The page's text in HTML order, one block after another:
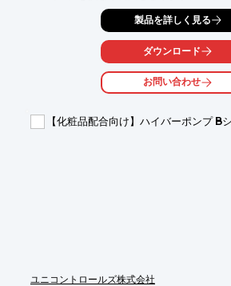
RVタイプは、これらの課題を解決し、安
【活用シーン】
・化粧品原料の混合
・少量多品種の製造
・中～高粘度材料の混合
・配合精度の向上
製品を詳しく見る
ダウンロード
お問い合わせ
【化粧品配合向け】ハイバーポンプ B
ユニコントロールズ株式会社